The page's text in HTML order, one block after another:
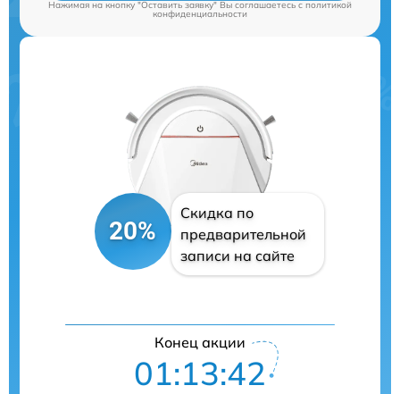
Нажимая на кнопку "Оставить заявку" Вы соглашаетесь cполитикой
конфиденциальности
20%
Скидка по
предварительной
записи на сайте
Конец акции
01:13:42